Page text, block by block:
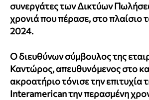
συνεργάτες των Δικτύων
χρονιά που πέρασε, στο πλαίσιο
2024.
Ο διευθύνων σύμβουλος της
Καντώρος, απευθυνόμενος στο
ακροατήριο τόνισε την επιτυχία
Interamerican την περασμένη